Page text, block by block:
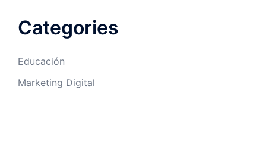
Categories
Educación
Marketing Digital